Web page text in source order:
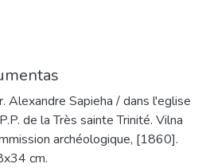
Alexandre Sapieha / dans l'eglise
de la Très sainte Trinité. Vilna
archéologique, [1860].
cm.